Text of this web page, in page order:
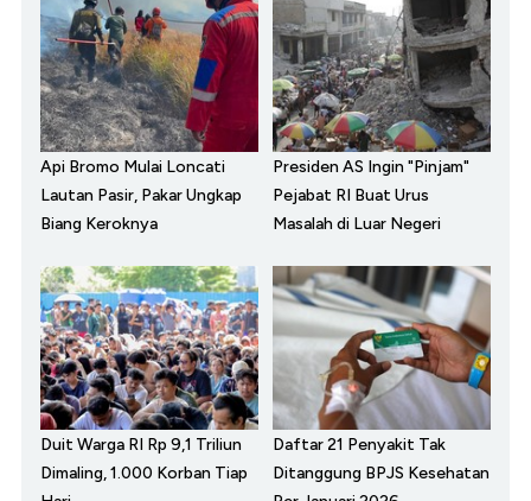
Api Bromo Mulai Loncati
Lautan Pasir, Pakar Ungkap
Biang Keroknya
Presiden AS Ingin "Pinjam"
Pejabat RI Buat Urus
Masalah di Luar Negeri
Duit Warga RI Rp 9,1 Triliun
Dimaling, 1.000 Korban Tiap
Daftar 21 Penyakit Tak
Ditanggung BPJS Kesehatan